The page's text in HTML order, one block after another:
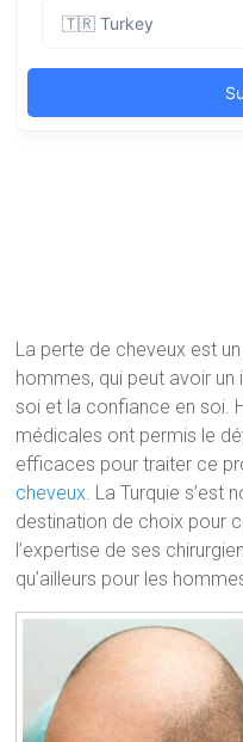
La perte de cheveux est
hommes, qui peut avoir
soi et la confiance en soi.
médicales ont permis le
efficaces pour traiter ce
cheveux. La Turquie s’est
destination de choix pour
l’expertise de ses
qu’ailleurs pour les